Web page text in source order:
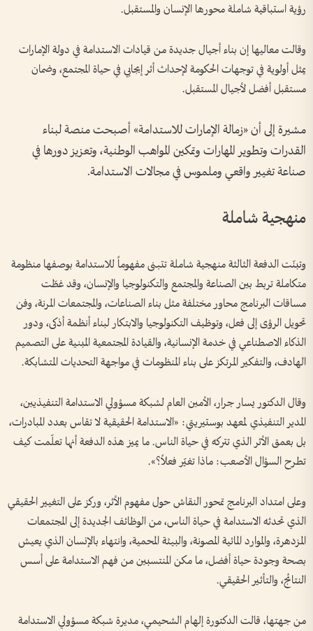
رؤية استباقية شاملة محورها الإنسان والمستقبل.
وقالت معاليها إن بناء أجيال جديدة من قيادات الاستدامة في دولة الإمارات
يمثل أولوية في توجهات الحكومة لإحداث أثر إيجابي في حياة المجتمع، وضمان
مستقبل أفضل لأجيال المستقبل.
مشيرة إلى أن «زمالة الإمارات للاستدامة» أصبحت منصة لبناء
القدرات وتطوير المهارات وتمكين المواهب الوطنية، وتعزيز دورها في
صناعة تغيير واقعي وملموس في مجالات الاستدامة.
منهجية شاملة
وتبنّت الدفعة الثالثة منهجية شاملة تتبنى مفهوماً للاستدامة بوصفها منظومة
متكاملة تربط بين الصناعة والمجتمع والتكنولوجيا والإنسان، وقد غطّت
مساقات البرنامج محاور مختلفة مثل بناء الصناعات، والمجتمعات المرنة، وفن
تحويل الرؤى إلى فعل، وتوظيف التكنولوجيا والابتكار لبناء أنظمة أذكى، ودور
الذكاء الاصطناعي في خدمة الإنسانية، والقيادة المجتمعية المبنية على التصميم
الهادف، والتفكير المرتكز على بناء المنظومات في مواجهة التحديات المتشابكة.
وقال الدكتور يسار جرار، الأمين العام لشبكة مسؤولي الاستدامة التنفيذيين،
المدير التنفيذي لمعهد بوستيريتي: «الاستدامة الحقيقية لا تقاس بعدد المبادرات،
بل بعمق الأثر الذي تتركه في حياة الناس. ما يميز هذه الدفعة أنها تعلّمت كيف
تطرح السؤال الأصعب: ماذا تغيّر فعلاً؟».
وعلى امتداد البرنامج تمحور النقاش حول مفهوم الأثر، وركز على التغيير الحقيقي
الذي تحدثه الاستدامة في حياة الناس، من الوظائف الجديدة إلى المجتمعات
المزدهرة، والموارد المائية المصونة، والبيئة المحمية، وانتهاء بالإنسان الذي يعيش
بصحة وجودة حياة أفضل، ما مكن المنتسبين من فهم الاستدامة على أسس
النتائج، والتأثير الحقيقي.
من جهتها، قالت الدكتورة إلهام الشحيمي، مديرة شبكة مسؤولي الاستدامة